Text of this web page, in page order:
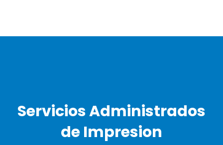
Servicios Administrados
de Impresion